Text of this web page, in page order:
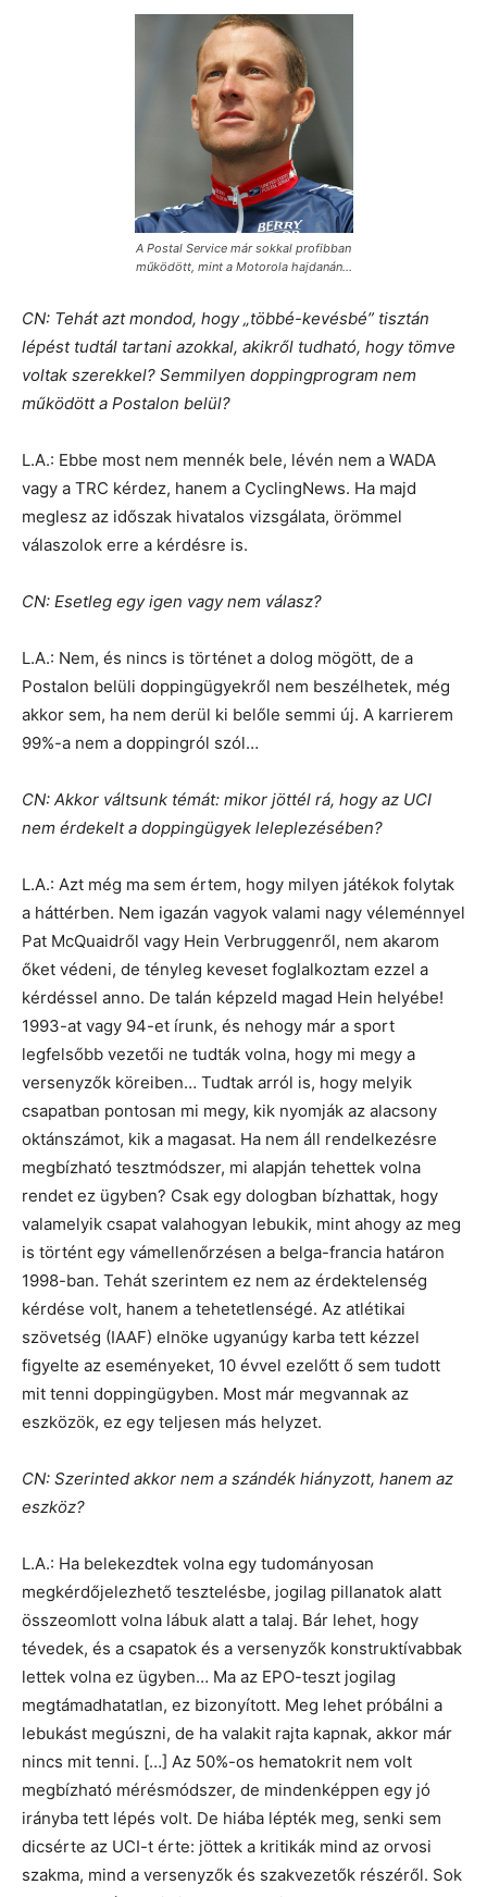
A Postal Service már sokkal profibban
működött, mint a Motorola hajdanán…
CN: Tehát azt mondod, hogy „többé-kevésbé” tisztán
lépést tudtál tartani azokkal, akikről tudható, hogy tömve
voltak szerekkel? Semmilyen doppingprogram nem
működött a Postalon belül?
L.A.: Ebbe most nem mennék bele, lévén nem a WADA
vagy a TRC kérdez, hanem a CyclingNews. Ha majd
meglesz az időszak hivatalos vizsgálata, örömmel
válaszolok erre a kérdésre is.
CN: Esetleg egy igen vagy nem válasz?
L.A.: Nem, és nincs is történet a dolog mögött, de a
Postalon belüli doppingügyekről nem beszélhetek, még
akkor sem, ha nem derül ki belőle semmi új. A karrierem
99%-a nem a doppingról szól…
CN: Akkor váltsunk témát: mikor jöttél rá, hogy az UCI
nem érdekelt a doppingügyek leleplezésében?
L.A.: Azt még ma sem értem, hogy milyen játékok folytak
a háttérben. Nem igazán vagyok valami nagy véleménnyel
Pat McQuaidről vagy Hein Verbruggenről, nem akarom
őket védeni, de tényleg keveset foglalkoztam ezzel a
kérdéssel anno. De talán képzeld magad Hein helyébe!
1993-at vagy 94-et írunk, és nehogy már a sport
legfelsőbb vezetői ne tudták volna, hogy mi megy a
versenyzők köreiben… Tudtak arról is, hogy melyik
csapatban pontosan mi megy, kik nyomják az alacsony
oktánszámot, kik a magasat. Ha nem áll rendelkezésre
megbízható tesztmódszer, mi alapján tehettek volna
rendet ez ügyben? Csak egy dologban bízhattak, hogy
valamelyik csapat valahogyan lebukik, mint ahogy az meg
is történt egy vámellenőrzésen a belga-francia határon
1998-ban. Tehát szerintem ez nem az érdektelenség
kérdése volt, hanem a tehetetlenségé. Az atlétikai
szövetség (IAAF) elnöke ugyanúgy karba tett kézzel
figyelte az eseményeket, 10 évvel ezelőtt ő sem tudott
mit tenni doppingügyben. Most már megvannak az
eszközök, ez egy teljesen más helyzet.
CN: Szerinted akkor nem a szándék hiányzott, hanem az
eszköz?
L.A.: Ha belekezdtek volna egy tudományosan
megkérdőjelezhető tesztelésbe, jogilag pillanatok alatt
összeomlott volna lábuk alatt a talaj. Bár lehet, hogy
tévedek, és a csapatok és a versenyzők konstruktívabbak
lettek volna ez ügyben… Ma az EPO-teszt jogilag
megtámadhatatlan, ez bizonyított. Meg lehet próbálni a
lebukást megúszni, de ha valakit rajta kapnak, akkor már
nincs mit tenni. […] Az 50%-os hematokrit nem volt
megbízható mérésmódszer, de mindenképpen egy jó
irányba tett lépés volt. De hiába lépték meg, senki sem
dicsérte az UCI-t érte: jöttek a kritikák mind az orvosi
szakma, mind a versenyzők és szakvezetők részéről. Sok